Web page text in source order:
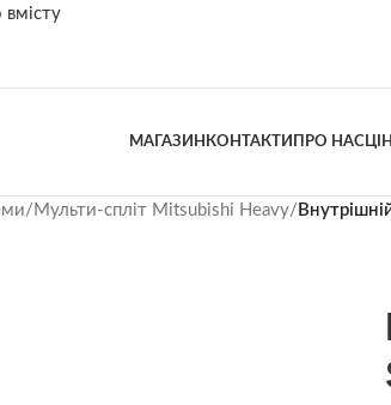
вмісту
МАГАЗИН КОНТАКТИ ПРО НАС
/ Мульти-спліт Mitsubishi Heavy/